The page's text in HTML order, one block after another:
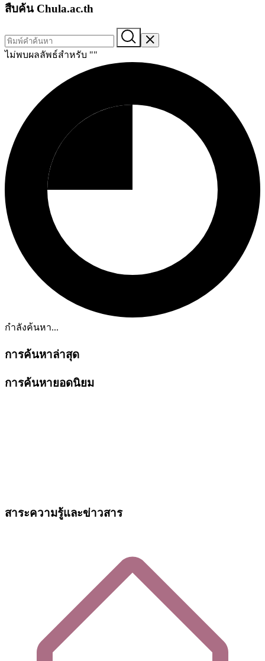
สืบค้น Chula.ac.th
ไม่พบผลลัพธ์สำหรับ ""
กำลังค้นหา...
การค้นหาล่าสุด
การค้นหายอดนิยม
สาระความรู้และข่าวสาร